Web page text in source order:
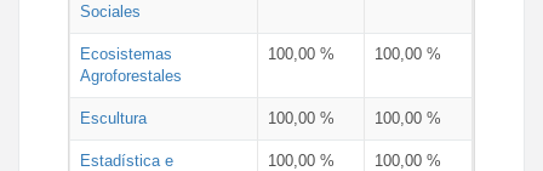
Sociales
Ecosistemas
Agroforestales
100,00 % 100,00 %
Escultura 100,00 % 100,00 %
Estadística e
100,00 % 100,00 %